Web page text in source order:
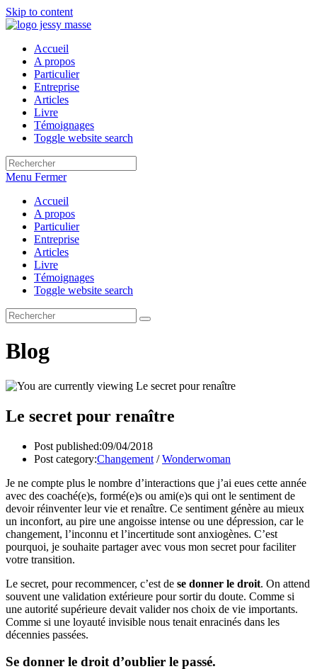
Skip to content
Accueil
A propos
Particulier
Entreprise
Articles
Livre
Témoignages
Toggle website search
Menu Fermer
Accueil
A propos
Particulier
Entreprise
Articles
Livre
Témoignages
Toggle website search
Blog
Le secret pour renaître
Post published:09/04/2018
Post category:Changement / Wonderwoman
Je ne compte plus le nombre d’interactions que j’ai eues cette année
avec des coaché(e)s, formé(e)s ou ami(e)s qui ont le sentiment de
devoir réinventer leur vie et renaître. Ce sentiment génère au mieux
un inconfort, au pire une angoisse intense ou une dépression, car le
changement, l’inconnu et l’incertitude sont anxiogènes. C’est
pourquoi, je souhaite partager avec vous mon secret pour faciliter
votre transition.
Le secret, pour recommencer, c’est de se donner le droit. On attend
souvent une validation extérieure pour sortir du doute. Comme si
une autorité supérieure devait valider nos choix de vie importants.
Comme si une loyauté invisible nous tenait enracinés dans les
décennies passées.
Se donner le droit d’oublier le passé.